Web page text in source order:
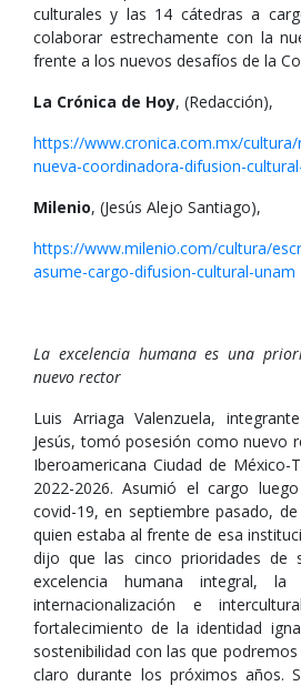
culturales y las 14 cátedras a
colaborar estrechamente con la
frente a los nuevos desafíos de la
La Crónica de Hoy, (Redacción),
https://www.cronica.com.mx/
nueva-coordinadora-difusion-
Milenio, (Jesús Alejo Santiago),
https://www.milenio.com/cultura/
asume-cargo-difusion-cultural-unam
La excelencia humana es una
nuevo rector
Luis Arriaga Valenzuela,
Jesús, tomó posesión como nuevo
Iberoamericana Ciudad de México-
2022-2026. Asumió el cargo
covid-19, en septiembre pasado,
quien estaba al frente de esa
dijo que las cinco prioridades de
excelencia humana integral, la
internacionalización e
fortalecimiento de la identidad
sostenibilidad con las que
claro durante los próximos años.